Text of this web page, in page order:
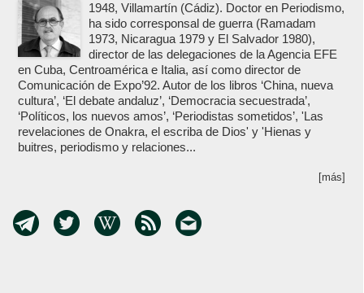
1948, Villamartín (Cádiz). Doctor en Periodismo,
ha sido corresponsal de guerra (Ramadam
1973, Nicaragua 1979 y El Salvador 1980),
director de las delegaciones de la Agencia EFE
en Cuba, Centroamérica e Italia, así como director de
Comunicación de Expo’92. Autor de los libros ‘China, nueva
cultura’, ‘El debate andaluz’, ‘Democracia secuestrada’,
‘Políticos, los nuevos amos’, ‘Periodistas sometidos’, 'Las
revelaciones de Onakra, el escriba de Dios' y 'Hienas y
buitres, periodismo y relaciones...
[más]